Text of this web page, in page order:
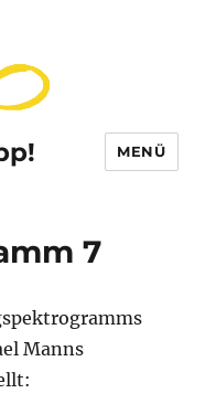
MENÜ
7
Manns